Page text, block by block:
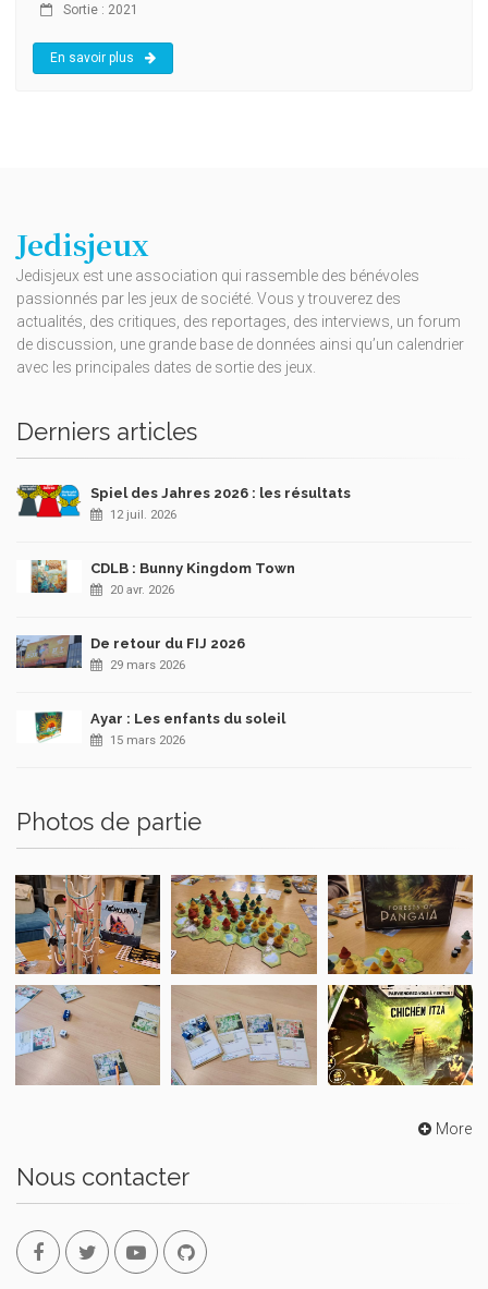
Sortie : 2021
En savoir plus
Jedisjeux
Jedisjeux est une association qui rassemble des bénévoles
passionnés par les jeux de société. Vous y trouverez des
actualités, des critiques, des reportages, des interviews, un forum
de discussion, une grande base de données ainsi qu’un calendrier
avec les principales dates de sortie des jeux.
Derniers articles
Spiel des Jahres 2026 : les résultats
12 juil. 2026
CDLB : Bunny Kingdom Town
20 avr. 2026
De retour du FIJ 2026
29 mars 2026
Ayar : Les enfants du soleil
15 mars 2026
Photos de partie
More
Nous contacter